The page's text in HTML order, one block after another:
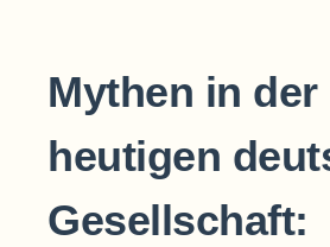
Mythen in der
heutigen
Gesellschaft: